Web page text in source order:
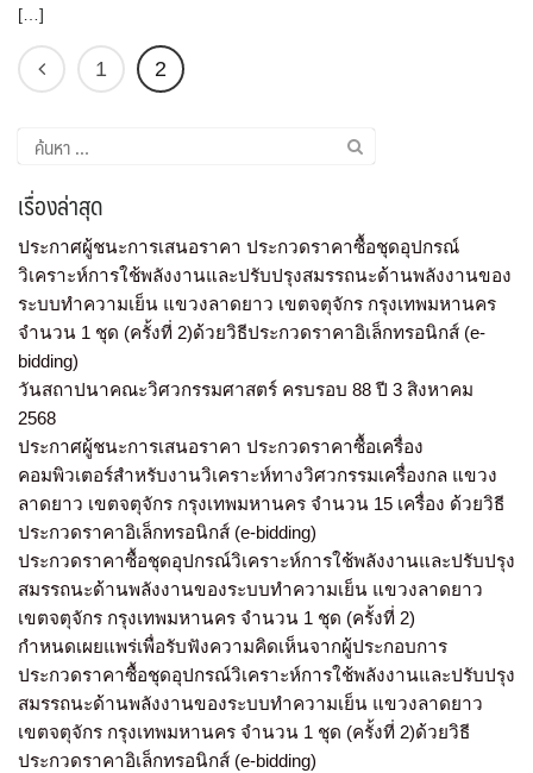
[…]
1 2
เรื่องล่าสุด
ประกาศผู้ชนะการเสนอราคา ประกวดราคาซื้อชุดอุปกรณ์
วิเคราะห์การใช้พลังงานและปรับปรุงสมรรถนะด้านพลังงานของ
ระบบทำความเย็น แขวงลาดยาว เขตจตุจักร กรุงเทพมหานคร
จำนวน 1 ชุด (ครั้งที่ 2)ด้วยวิธีประกวดราคาอิเล็กทรอนิกส์ (e-
bidding)
วันสถาปนาคณะวิศวกรรมศาสตร์ ครบรอบ 88 ปี 3 สิงหาคม
2568
ประกาศผู้ชนะการเสนอราคา ประกวดราคาซื้อเครื่อง
คอมพิวเตอร์สำหรับงานวิเคราะห์ทางวิศวกรรมเครื่องกล แขวง
ลาดยาว เขตจตุจักร กรุงเทพมหานคร จำนวน 15 เครื่อง ด้วยวิธี
ประกวดราคาอิเล็กทรอนิกส์ (e-bidding)
ประกวดราคาซื้อชุดอุปกรณ์วิเคราะห์การใช้พลังงานและปรับปรุง
สมรรถนะด้านพลังงานของระบบทำความเย็น แขวงลาดยาว
เขตจตุจักร กรุงเทพมหานคร จำนวน 1 ชุด (ครั้งที่ 2)
กำหนดเผยแพร่เพื่อรับฟังความคิดเห็นจากผู้ประกอบการ
ประกวดราคาซื้อชุดอุปกรณ์วิเคราะห์การใช้พลังงานและปรับปรุง
สมรรถนะด้านพลังงานของระบบทำความเย็น แขวงลาดยาว
เขตจตุจักร กรุงเทพมหานคร จำนวน 1 ชุด (ครั้งที่ 2)ด้วยวิธี
ประกวดราคาอิเล็กทรอนิกส์ (e-bidding)